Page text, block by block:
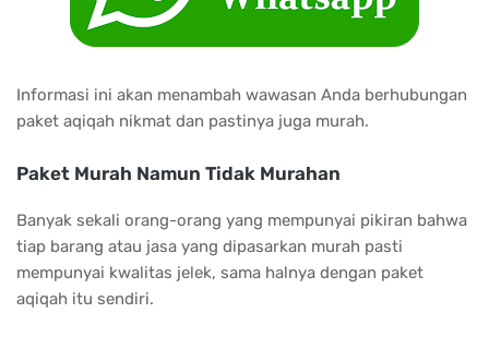
Informasi ini akan menambah wawasan Anda berhubungan
paket aqiqah nikmat dan pastinya juga murah.
Paket Murah Namun Tidak Murahan
Banyak sekali orang-orang yang mempunyai pikiran bahwa
tiap barang atau jasa yang dipasarkan murah pasti
mempunyai kwalitas jelek, sama halnya dengan paket
aqiqah itu sendiri.